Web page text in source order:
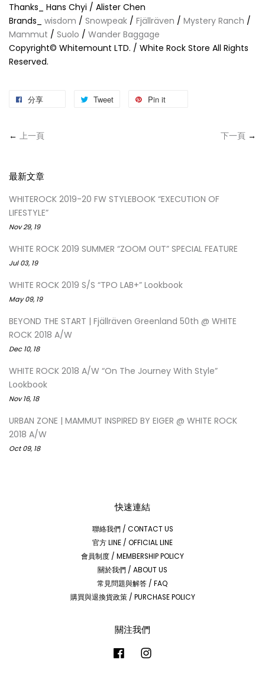
Thanks_ Hans Chyi / Alister Chen
Brands_ wisdom / Snowpeak / Fjällräven / Mystery Ranch /
Mammut / Suolo / Wander Baggage
Copyright© Whitemount LTD. / White Rock Store All Rights
Reserved.
分享 Tweet Pin it
← 上一頁 下一頁 →
最新文章
WHITEROCK 2019-20 FW STYLEBOOK “EXECUTION OF
LIFESTYLE”
Nov 29, 19
WHITE ROCK 2019 SUMMER “ZOOM OUT” SPECIAL FEATURE
Jul 03, 19
WHITE ROCK 2019 S/S “TPO LAB+” Lookbook
May 09, 19
BEYOND THE START | Fjällräven Greenland 50th @ WHITE
ROCK 2018 A/W
Dec 10, 18
WHITE ROCK 2018 A/W “On The Journey With Style”
Lookbook
Nov 16, 18
URBAN ZONE | MAMMUT INSPIRED BY EIGER @ WHITE ROCK
2018 A/W
Oct 09, 18
快速連結
聯絡我們 / CONTACT US
官方 LINE / OFFICIAL LINE
會員制度 / MEMBERSHIP POLICY
關於我們 / ABOUT US
常見問題與解答 / FAQ
購買與退換貨政策 / PURCHASE POLICY
關注我們
Facebook